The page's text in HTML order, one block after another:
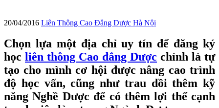
20/04/2016 Liên Thông Cao Đẳng Dược Hà Nội
Chọn lựa một địa chỉ uy tín để đăng ký
học liên thông Cao đẳng Dược chính là tự
tạo cho mình cơ hội được nâng cao trình
độ học vấn, cũng như trau dồi thêm kỹ
năng Nghề Dược để có thêm lợi thế cạnh